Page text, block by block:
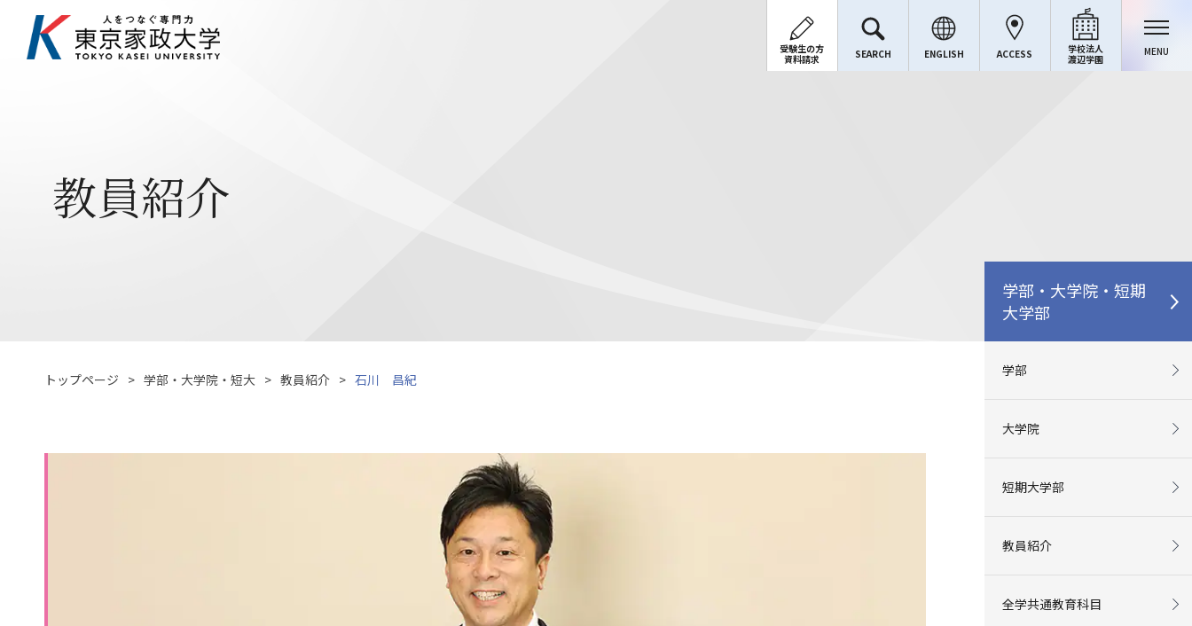
受験生の方
資料請求
SEARCH ENGLISH ACCESS
学校法人
渡辺学園
MENU
教員紹介
トップページ 学部・大学院・短大 教員紹介 石川 昌紀
学部・大学院・短期
大学部
学部
大学院
短期大学部
教員紹介
全学共通教育科目